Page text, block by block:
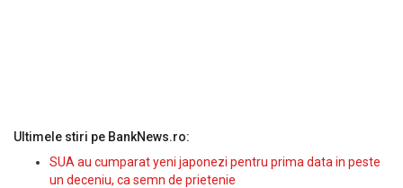
Ultimele stiri pe BankNews.ro:
SUA au cumparat yeni japonezi pentru prima data in peste
un deceniu, ca semn de prietenie